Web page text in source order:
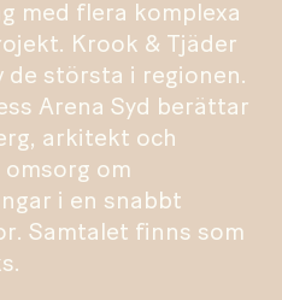
med flera komplexa
Krook & Tjäder
de största i regionen.
Arena Syd berättar
arkitekt och
om
i en snabbt
Samtalet finns som